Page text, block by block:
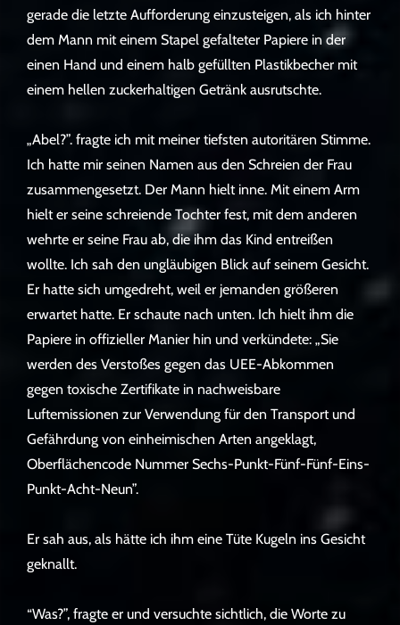
gerade die letzte Aufforderung einzusteigen, als ich hinter
dem Mann mit einem Stapel gefalteter Papiere in der
einen Hand und einem halb gefüllten Plastikbecher mit
einem hellen zuckerhaltigen Getränk ausrutschte.
„Abel?”. fragte ich mit meiner tiefsten autoritären Stimme.
Ich hatte mir seinen Namen aus den Schreien der Frau
zusammengesetzt. Der Mann hielt inne. Mit einem Arm
hielt er seine schreiende Tochter fest, mit dem anderen
wehrte er seine Frau ab, die ihm das Kind entreißen
wollte. Ich sah den ungläubigen Blick auf seinem Gesicht.
Er hatte sich umgedreht, weil er jemanden größeren
erwartet hatte. Er schaute nach unten. Ich hielt ihm die
Papiere in offizieller Manier hin und verkündete: „Sie
werden des Verstoßes gegen das UEE-Abkommen
gegen toxische Zertifikate in nachweisbare
Luftemissionen zur Verwendung für den Transport und
Gefährdung von einheimischen Arten angeklagt,
Oberflächencode Nummer Sechs-Punkt-Fünf-Fünf-Eins-
Punkt-Acht-Neun”.
Er sah aus, als hätte ich ihm eine Tüte Kugeln ins Gesicht
geknallt.
“Was?”, fragte er und versuchte sichtlich, die Worte zu